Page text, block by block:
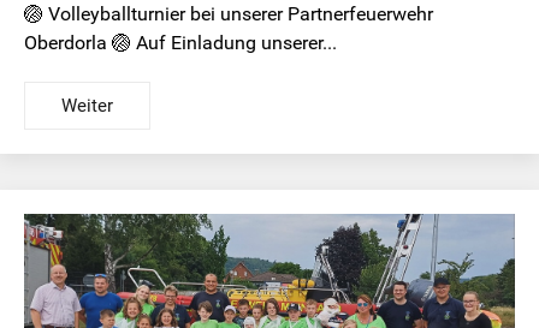
🏐 Volleyballturnier bei unserer Partnerfeuerwehr
Oberdorla 🏐 Auf Einladung unserer...
Weiter